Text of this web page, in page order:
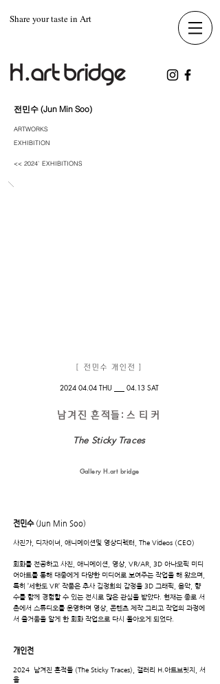
Share your taste in Art
전민수 (Jun Min Soo)
ARTWORKS
EXHIBITION
<< 2024` EXHIBITIONS
[​ 전민수 개인전 ]
2024 04.04 THU 04.13 SAT
남겨진 흔적들 : 스티커
The Sticky Traces
​Gallery H.art bridge
전민수(Jun Min Soo)
사진가, 디자이너, 애니메이션및 영상디렉터, The Videos (CEO)
회화를 전공하고 사진, 애니메이션, 영상, VR/AR, 3D 아나모픽 미디
어아트를 통해 대중에게 다양한 미디어로 보여주는 작업을 해 왔으며,
특히 ’세한도 VR’ 작품은 추사 김정희의 감정을 3D 그래픽, 음악, 향
수를 함께 경험할 수 있는 전시로 많은 관심을 받았다. 현재는 종로 서
촌에서 스튜디오를 운영하며 영상, 콘텐츠 제작 그리고 작업의 과정에
서 즐거움을 알게 한 회화 작업으로 다시 돌아오게 되었다.
개인전
2024 남겨진 흔적들 (The Sticky Traces), 갤러리 H.아트브릿지, 서
울